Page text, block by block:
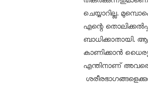
ചെയ്യാറില്ല.
എന്റെ
ബാധിക്കാതായി.
കാണിക്കാൻ
എന്തിനാണ്